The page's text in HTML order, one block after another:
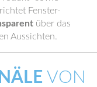
Fenster-
über das
Aussichten.
VON